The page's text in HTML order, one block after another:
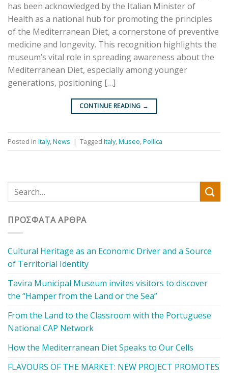
has been acknowledged by the Italian Minister of
Health as a national hub for promoting the principles
of the Mediterranean Diet, a cornerstone of preventive
medicine and longevity. This recognition highlights the
museum’s vital role in spreading awareness about the
Mediterranean Diet, especially among younger
generations, positioning […]
CONTINUE READING →
Posted in Italy,News | Tagged Italy,Museo,Pollica
ΠΡΌΣΦΑΤΑ ΆΡΘΡΑ
Cultural Heritage as an Economic Driver and a Source
of Territorial Identity
Tavira Municipal Museum invites visitors to discover
the “Hamper from the Land or the Sea”
From the Land to the Classroom with the Portuguese
National CAP Network
How the Mediterranean Diet Speaks to Our Cells
FLAVOURS OF THE MARKET: NEW PROJECT PROMOTES